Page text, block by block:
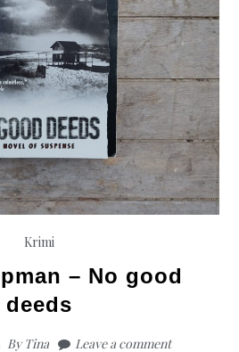
Krimi
– No good
deeds
ByTina Leave a comment